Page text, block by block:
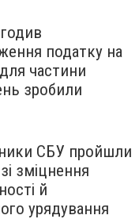
податку на
частини
зробили
СБУ пройшли
зміцнення
й
урядування